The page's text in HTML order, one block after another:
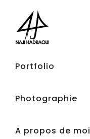
Portfolio
Photographie
A propos de moi